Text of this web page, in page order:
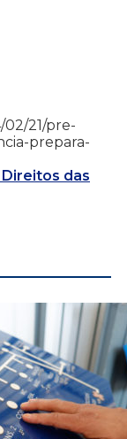
02/21/pre-
prepara-
das